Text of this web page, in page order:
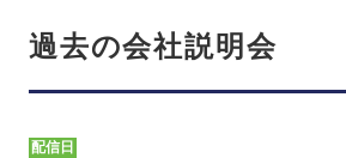
過去の会社説明会
配信日